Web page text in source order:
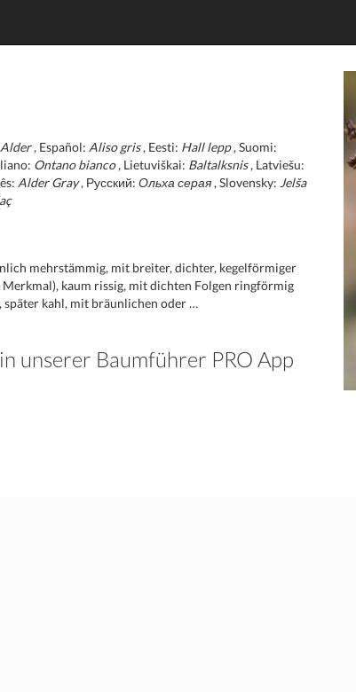
, Español: Aliso gris, Eesti: Hall lepp, Suomi:
Ontano bianco, Lietuviškai: Baltalksnis, Latviešu:
Alder Gray, Русский: Ольха серая , Slovensky: Jelša
mehrstämmig, mit breiter, dichter, kegelförmiger
kaum rissig, mit dichten Folgen ringförmig
später kahl, mit bräunlichen oder …
unserer Baumführer PRO App